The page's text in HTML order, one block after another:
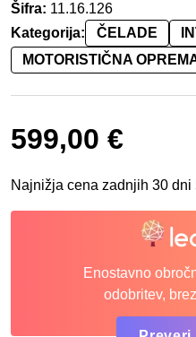
Šifra: 11.16.126
Kategorija:
ČELADE
MOTORISTIČNA
599,00 €
Najnižja cena zadnjih 30 dni
Enostavno
odobritev,